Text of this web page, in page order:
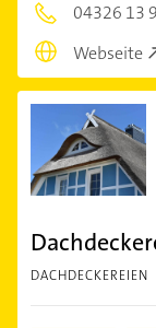
04326 13
Webseite
DACHDECKEREIEN